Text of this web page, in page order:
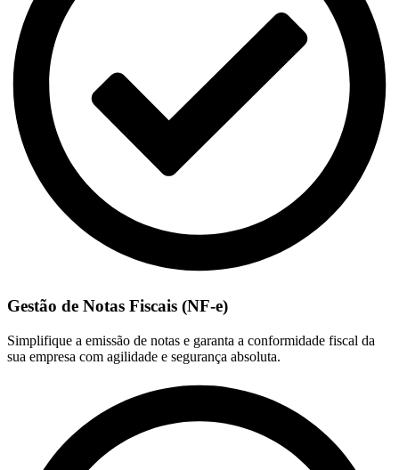
Gestão de Notas Fiscais (NF-e)
Simplifique a emissão de notas e garanta a conformidade fiscal da
sua empresa com agilidade e segurança absoluta.